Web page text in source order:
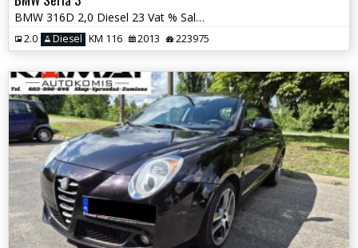
BMW 316D 2,0 Diesel 23 Vat % Salon PL Automat Zamiana
2.0 Diesel KM 116 2013 223975